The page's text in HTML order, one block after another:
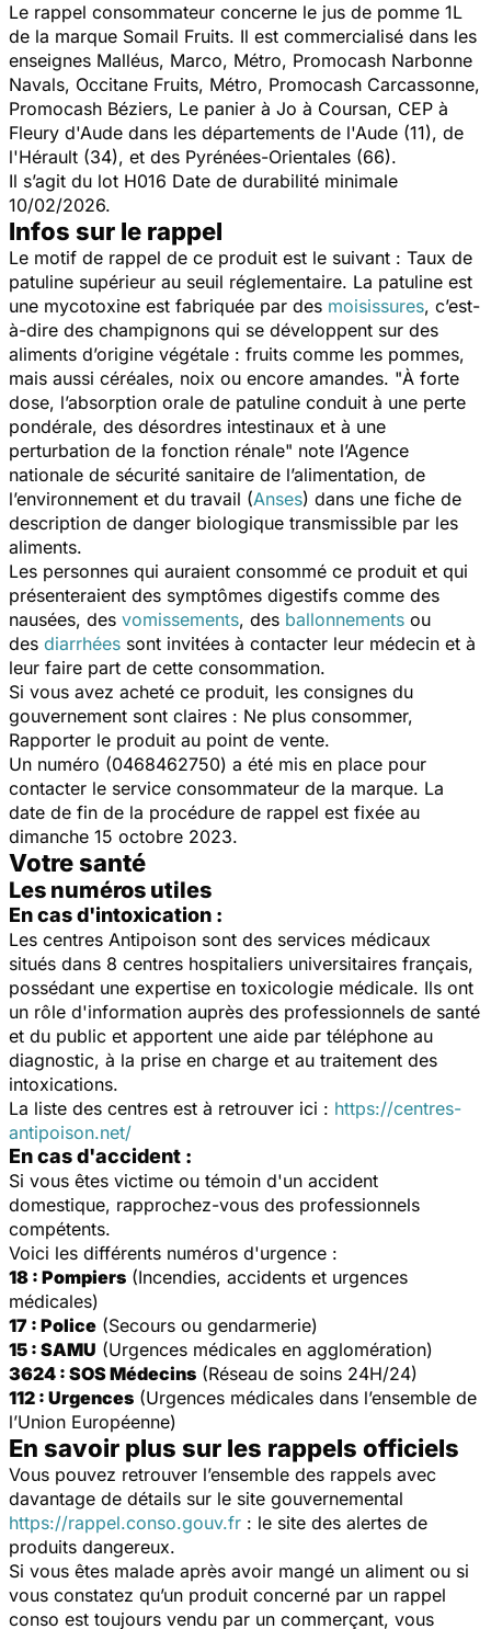
Le rappel consommateur concerne le jus de pomme 1L
de la marque Somail Fruits. Il est commercialisé dans les
enseignes Malléus, Marco, Métro, Promocash Narbonne
Navals, Occitane Fruits, Métro, Promocash Carcassonne,
Promocash Béziers, Le panier à Jo à Coursan, CEP à
Fleury d'Aude dans les départements de l'Aude (11), de
l'Hérault (34), et des Pyrénées-Orientales (66).
Il s’agit du lot H016 Date de durabilité minimale
10/02/2026.
Infos sur le rappel
Le motif de rappel de ce produit est le suivant : Taux de
patuline supérieur au seuil réglementaire. La patuline est
une mycotoxine est fabriquée par des moisissures, c’est-
à-dire des champignons qui se développent sur des
aliments d’origine végétale : fruits comme les pommes,
mais aussi céréales, noix ou encore amandes. "À forte
dose, l’absorption orale de patuline conduit à une perte
pondérale, des désordres intestinaux et à une
perturbation de la fonction rénale" note l’Agence
nationale de sécurité sanitaire de l’alimentation, de
l’environnement et du travail (Anses) dans une fiche de
description de danger biologique transmissible par les
aliments.
Les personnes qui auraient consommé ce produit et qui
présenteraient des symptômes digestifs comme des
nausées, des vomissements, des ballonnements ou
des diarrhées sont invitées à contacter leur médecin et à
leur faire part de cette consommation.
Si vous avez acheté ce produit, les consignes du
gouvernement sont claires : Ne plus consommer,
Rapporter le produit au point de vente.
Un numéro (0468462750) a été mis en place pour
contacter le service consommateur de la marque. La
date de fin de la procédure de rappel est fixée au
dimanche 15 octobre 2023.
Votre santé
Les numéros utiles
En cas d'intoxication :
Les centres Antipoison sont des services médicaux
situés dans 8 centres hospitaliers universitaires français,
possédant une expertise en toxicologie médicale. Ils ont
un rôle d'information auprès des professionnels de santé
et du public et apportent une aide par téléphone au
diagnostic, à la prise en charge et au traitement des
intoxications.
La liste des centres est à retrouver ici : https://centres-
antipoison.net/
En cas d'accident :
Si vous êtes victime ou témoin d'un accident
domestique, rapprochez-vous des professionnels
compétents.
Voici les différents numéros d'urgence :
18 : Pompiers (Incendies, accidents et urgences
médicales)
17 : Police (Secours ou gendarmerie)
15 : SAMU (Urgences médicales en agglomération)
3624 : SOS Médecins (Réseau de soins 24H/24)
112 : Urgences (Urgences médicales dans l’ensemble de
l’Union Européenne)
En savoir plus sur les rappels officiels
Vous pouvez retrouver l’ensemble des rappels avec
davantage de détails sur le site gouvernemental
https://rappel.conso.gouv.fr : le site des alertes de
produits dangereux.
Si vous êtes malade après avoir mangé un aliment ou si
vous constatez qu’un produit concerné par un rappel
conso est toujours vendu par un commerçant, vous